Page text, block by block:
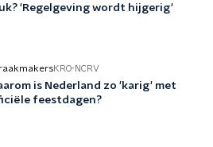
'Regelgeving wordt hijgerig'
KRO-NCRV
is Nederland zo 'karig' met
feestdagen?